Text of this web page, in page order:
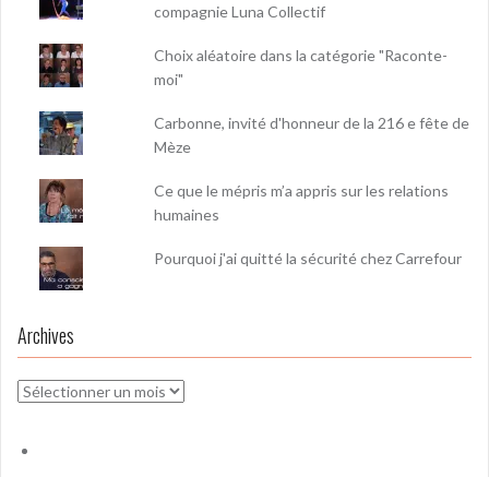
compagnie Luna Collectif
Choix aléatoire dans la catégorie "Raconte-
moi"
Carbonne, invité d'honneur de la 216 e fête de
Mèze
Ce que le mépris m’a appris sur les relations
humaines
Pourquoi j'ai quitté la sécurité chez Carrefour
Archives
Archives